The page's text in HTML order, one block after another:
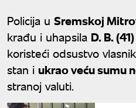
Policija u Sremskoj
krađu i uhapsila D. B. (41)
koristeći odsustvo
stan i ukrao veću sumu
stranoj valuti.